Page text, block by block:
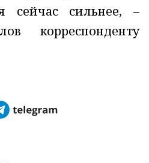
сейчас сильнее, –
корреспонденту